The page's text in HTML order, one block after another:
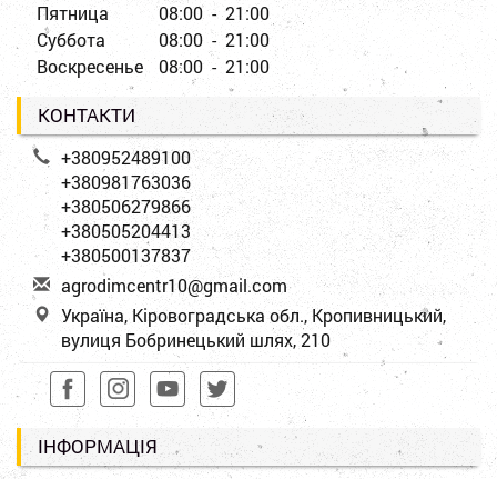
Пятница
08:00 - 21:00
Суббота
08:00 - 21:00
Воскресенье
08:00 - 21:00
КОНТАКТИ
+380952489100
+380981763036
+380506279866
+380505204413
+380500137837
agrodimcentr10@gmail.com
Україна, Кіровоградська обл., Кропивницький,
вулиця Бобринецький шлях, 210
ІНФОРМАЦІЯ